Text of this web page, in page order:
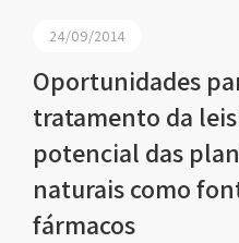
24/09/2014
Oportunidades
tratamento da
potencial das
naturais como
fármacos